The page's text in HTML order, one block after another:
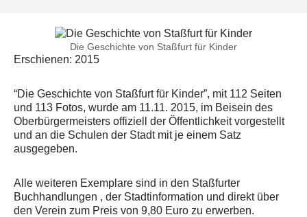
Die Geschichte von Staßfurt für Kinder
Erschienen: 2015
“Die Geschichte von Staßfurt für Kinder”, mit 112 Seiten
und 113 Fotos, wurde am 11.11. 2015, im Beisein des
Oberbürgermeisters offiziell der Öffentlichkeit vorgestellt
und an die Schulen der Stadt mit je einem Satz
ausgegeben.
Alle weiteren Exemplare sind in den Staßfurter
Buchhandlungen , der Stadtinformation und direkt über
den Verein zum Preis von 9,80 Euro zu erwerben.